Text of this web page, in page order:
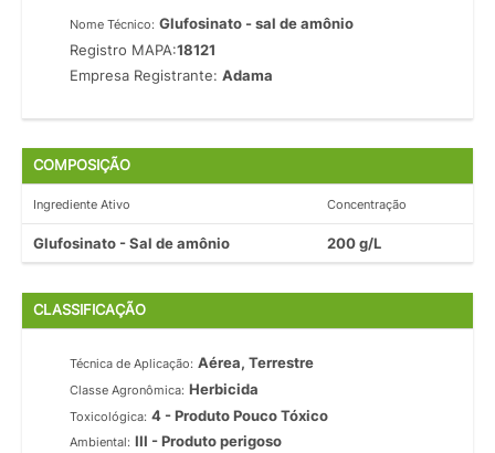
Nome Técnico: Glufosinato - sal de amônio
Registro MAPA:18121
Empresa Registrante:Adama
COMPOSIÇÃO
Ingrediente Ativo Concentração
Glufosinato - Sal de amônio 200 g/L
CLASSIFICAÇÃO
Técnica de Aplicação: Aérea, Terrestre
Classe Agronômica: Herbicida
Toxicológica: 4 - Produto Pouco Tóxico
Ambiental: III - Produto perigoso